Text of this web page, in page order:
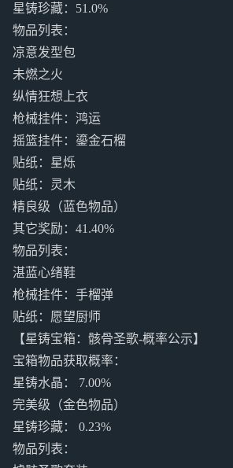
星铸珍藏：51.0%
物品列表：
凉意发型包
未燃之火
纵情狂想上衣
枪械挂件：鸿运
摇篮挂件：鎏金石榴
贴纸：星烁
贴纸：灵木
精良级（蓝色物品）
其它奖励：41.40%
物品列表：
湛蓝心绪鞋
枪械挂件：手榴弹
贴纸：愿望厨师
【星铸宝箱：骸骨圣歌-概率公示】
宝箱物品获取概率：
星铸水晶： 7.00%
完美级（金色物品）
星铸珍藏： 0.23%
物品列表：